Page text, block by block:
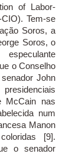
of Labor-
Tem-se
Soros, a
Soros, o
o Conselho
John
McCain nas
num
Manon
[9].
o senador